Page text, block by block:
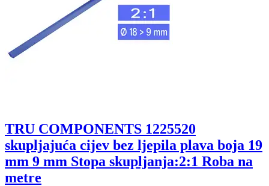
TRU COMPONENTS 1225520
skupljajuća cijev bez ljepila plava boja 19
mm 9 mm Stopa skupljanja:2:1 Roba na
metre